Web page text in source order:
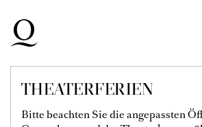
Zur Hauptnavigation springen
Zum Hauptinhalt springen
Zum Footer springen
THEATERFERIEN
Bitte beachten Sie die angepassten